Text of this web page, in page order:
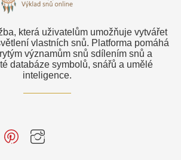
která uživatelům umožňuje vytvářet
vlastních snů. Platforma pomáhá
významům snů sdílením snů a
databáze symbolů, snářů a umělé
inteligence.